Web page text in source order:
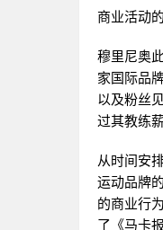
商业活动
穆里尼奥
家国际品
以及粉丝
过其教练
从时间安
运动品牌
的商业行
了《马卡